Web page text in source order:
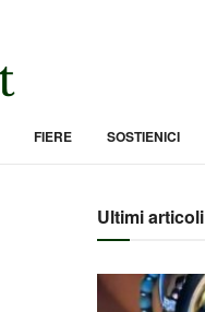
FIERE SOSTIENICI
Ultimi articoli